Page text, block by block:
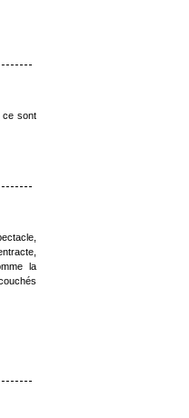
ce sont
la